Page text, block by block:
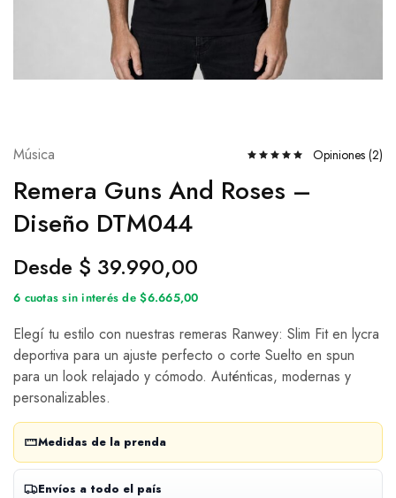
Música Opiniones (2)
Remera Guns And Roses –
Diseño DTM044
Desde $ 39.990,00
6 cuotas sin interés de $6.665,00
Elegí tu estilo con nuestras remeras Ranwey: Slim Fit en lycra
deportiva para un ajuste perfecto o corte Suelto en spun
para un look relajado y cómodo. Auténticas, modernas y
personalizables.
Medidas de la prenda
Envíos a todo el país